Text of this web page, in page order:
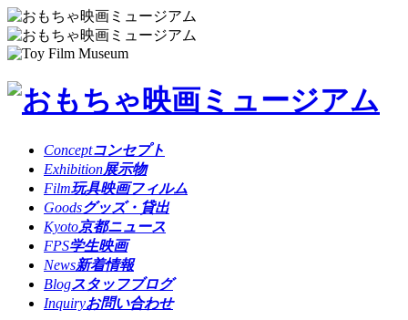
Conceptコンセプト
Exhibition展示物
Film玩具映画フィルム
Goodsグッズ・貸出
Kyoto京都ニュース
FPS学生映画
News新着情報
Blogスタッフブログ
Inquiryお問い合わせ